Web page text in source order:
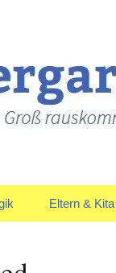
Eltern & Kita